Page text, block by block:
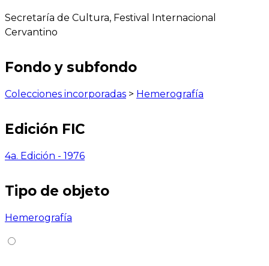
Secretaría de Cultura, Festival Internacional
Cervantino
Fondo y subfondo
Colecciones incorporadas > Hemerografía
Edición FIC
4a. Edición - 1976
Tipo de objeto
Hemerografía